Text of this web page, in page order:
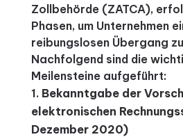
Zollbehörde (ZATCA),
Phasen, um Unternehmen
reibungslosen Übergang
Nachfolgend sind die
Meilensteine aufgeführt:
Bekanntgabe der
elektronischen
Dezember 2020)